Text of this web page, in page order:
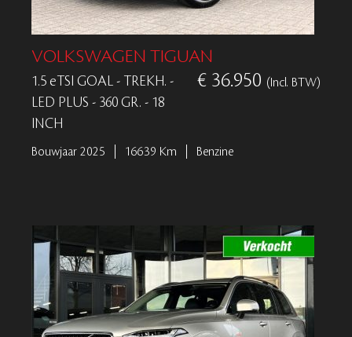
VOLKSWAGEN TIGUAN
€ 36.950 (Incl. BTW)
1.5 eTSI GOAL - TREKH. -
LED PLUS - 360 GR. - 18
INCH
Bouwjaar 2025 16639 Km Benzine